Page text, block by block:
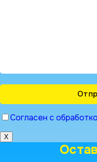
Согласен с
X